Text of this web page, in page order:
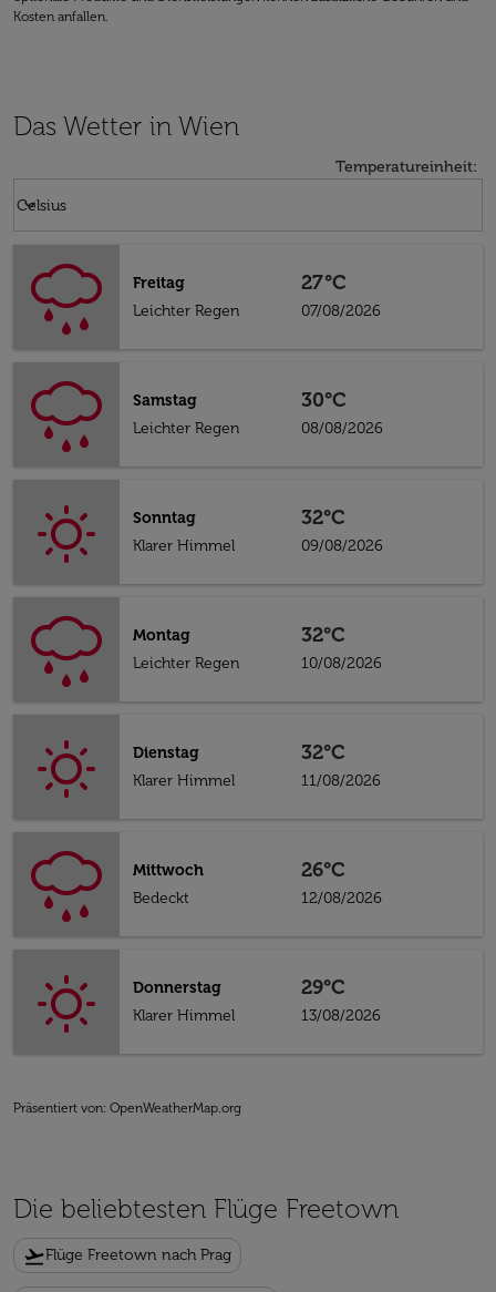
Kosten anfallen.
Das Wetter in Wien
Temperatureinheit:
Celsius
keyboard_arrow_down
Freitag
Leichter Regen
27°C
07/08/2026
Samstag
Leichter Regen
30°C
08/08/2026
Sonntag
Klarer Himmel
32°C
09/08/2026
Montag
Leichter Regen
32°C
10/08/2026
Dienstag
Klarer Himmel
32°C
11/08/2026
Mittwoch
Bedeckt
26°C
12/08/2026
Donnerstag
Klarer Himmel
29°C
13/08/2026
Präsentiert von: OpenWeatherMap.org
Die beliebtesten Flüge Freetown
flight_takeoffFlüge Freetown nach Prag